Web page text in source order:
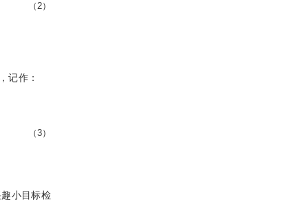
（2）
记作：
（3）
小目标检